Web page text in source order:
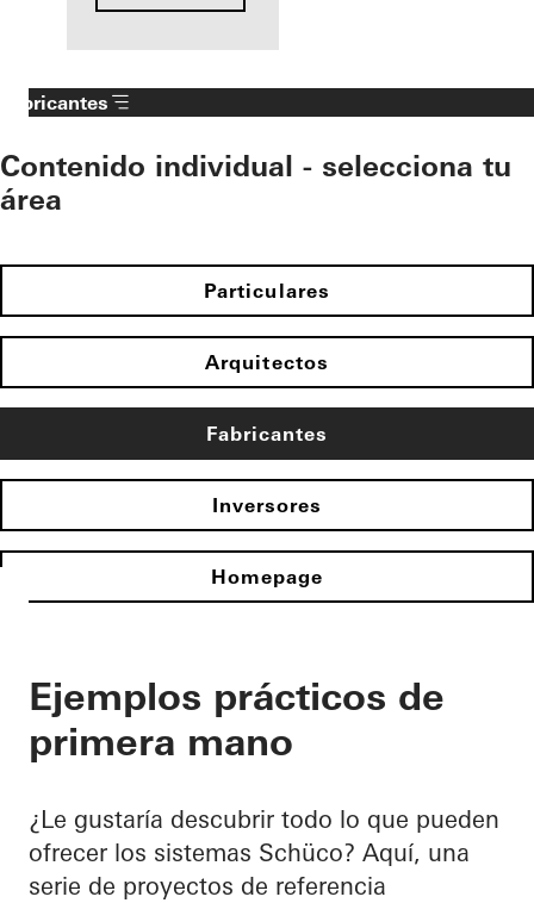
Fabricantes
Contenido individual - selecciona tu
área
Particulares
Arquitectos
Fabricantes
Inversores
Homepage
Ejemplos prácticos de
primera mano
¿Le gustaría descubrir todo lo que pueden
ofrecer los sistemas Schüco? Aquí, una
serie de proyectos de referencia